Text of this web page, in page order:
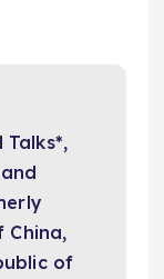
China,
of